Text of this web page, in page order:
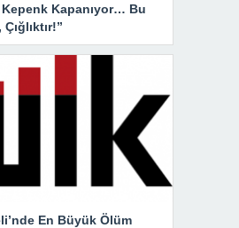
Kepenk Kapanıyor… Bu
En Büyük Ölüm